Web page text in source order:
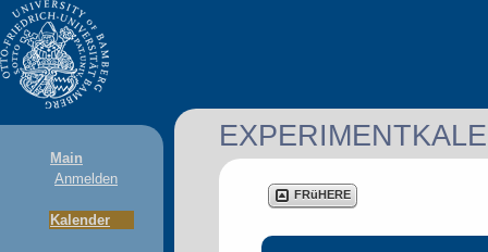
Main
Anmelden
Kalender
FRüHERE